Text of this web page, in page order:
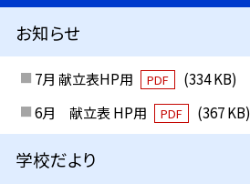
お知らせ
7月 献立表HP用 PDF
(334 KB)
6月 献立表 HP用
PDF (367 KB)
学校だより